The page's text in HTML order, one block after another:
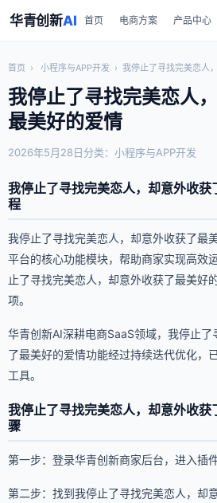
华青创新AI 首页 电商方案 产品中心
首页 › 小程序与APP开发 › 我停止了寻找完美恋人
我停止了寻找完美恋人
最美好的爱情
2026年5月28日分类：小程序与APP开发
我停止了寻找完美恋人，却意外收获
程
我停止了寻找完美恋人，却意外收获了最
平台的核心功能模块，帮助商家实现高效
止了寻找完美恋人，却意外收获了最美好
项。
华青创新AI深耕电商SaaS领域，我停止
了最美好的爱情功能经过持续迭代优化，
工具。
我停止了寻找完美恋人，却意外收获
骤
第一步：登录华青创新商家后台，进入插件
第二步：找到我停止了寻找完美恋人，却